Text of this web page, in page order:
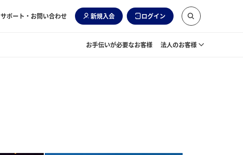
サポート・お問い合わせ 新規入会 ログイン
お手伝いが必要なお客様 法人のお客様